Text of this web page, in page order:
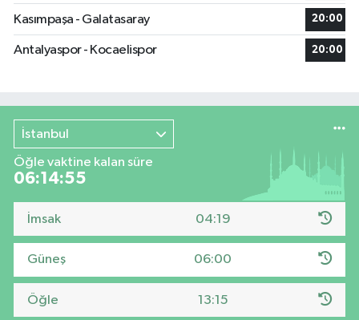
Kasımpaşa - Galatasaray 20:00
Antalyaspor - Kocaelispor 20:00
İstanbul
Öğle vaktine kalan süre
06:14:54
İmsak 04:19
Güneş 06:00
Öğle 13:15